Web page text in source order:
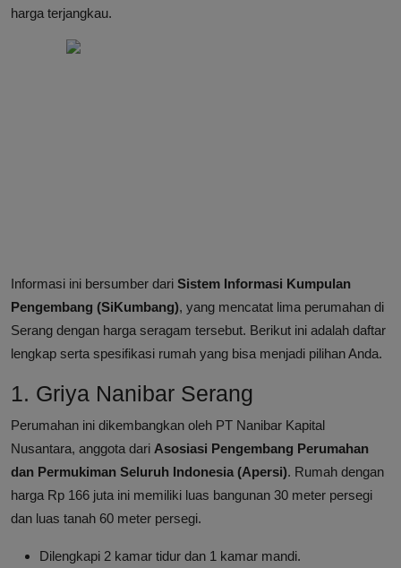
harga terjangkau.
Informasi ini bersumber dari Sistem Informasi Kumpulan
Pengembang (SiKumbang), yang mencatat lima perumahan di
Serang dengan harga seragam tersebut. Berikut ini adalah daftar
lengkap serta spesifikasi rumah yang bisa menjadi pilihan Anda.
1. Griya Nanibar Serang
Perumahan ini dikembangkan oleh PT Nanibar Kapital
Nusantara, anggota dari Asosiasi Pengembang Perumahan
dan Permukiman Seluruh Indonesia (Apersi). Rumah dengan
harga Rp 166 juta ini memiliki luas bangunan 30 meter persegi
dan luas tanah 60 meter persegi.
Dilengkapi 2 kamar tidur dan 1 kamar mandi.